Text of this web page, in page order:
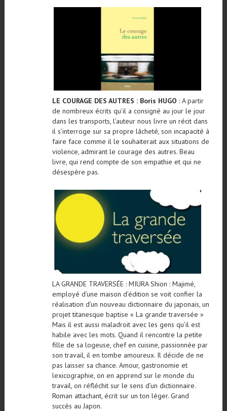
LE COURAGE DES AUTRES : Boris HUGO : A partir
de nombreux écrits qu’il a consigné au jour le jour
dans les transports, l’auteur nous livre un récit dans
il s’interroge sur sa propre lâcheté, son incapacité à
faire face comme il le souhaiterait aux situations de
violence, admirant le courage des autres. Beau
livre, qui rend compte de son empathie et qui ne
désespère pas.
LA GRANDE TRAVERSÉE : MIURA Shion : Majimé,
employé d’une maison d’édition se voit confier la
réalisation d’un nouveau dictionnaire du japonais, un
projet titanesque baptise « La grande traversée »
Mais il est aussi maladroit avec les gens qu’il est
habile avec les mots. Quand il rencontre la petite
fille de sa logeuse, chef en cuisine, passionnée par
son travail, il en tombe amoureux. Il décide de ne
pas laisser sa chance. Amour, gastronomie et
lexicographie, on en apprend sur le monde du
travail, on réfléchit sur le sens d’un dictionnaire.
Roman attachant, écrit sur un ton léger. Grand
succès au Japon.